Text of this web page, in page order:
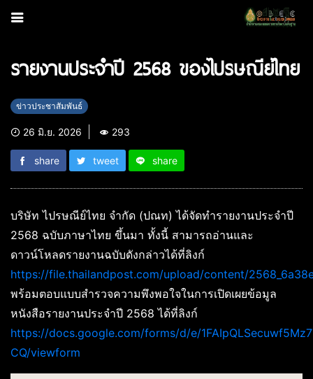
รายงานประจำปี 2568 ของไปรษณีย์ไทย
ข่าวประชาสัมพันธ์
26 มิ.ย. 2026 293
share tweet share
บริษัท ไปรษณีย์ไทย จำกัด (ปณท) ได้จัดทำรายงานประจำปี
2568 ฉบับภาษาไทย ขึ้นมา ทั้งนี้ สามารถอ่านและ
ดาวน์โหลดรายงานฉบับดังกล่าวได้ที่ลิงก์
https://file.thailandpost.com/upload/content/
พร้อมตอบแบบสำรวจความพึงพอใจในการเปิดเผยข้อมูล
หนังสือรายงานประจำปี 2568 ได้ที่ลิงก์
https://docs.google.com/forms/d/e/
CQ/viewform